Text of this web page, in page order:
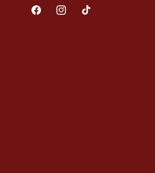
FacebookInstagramTikTok